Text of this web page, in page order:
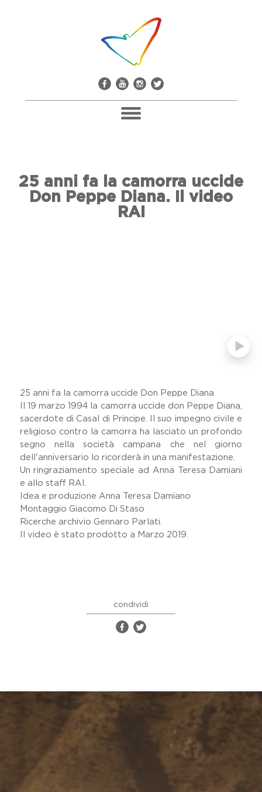
Pacco Alla Camorra
Don Giuseppe Diana
Il Comitato Don Peppe Diana
Diana
19 Marzo
Lavora Con Noi
Gallery
25 anni fa la camorra uccide
Don Peppe Diana. Il video
RAI
25 anni fa la camorra uccide Don Peppe Diana
Il 19 marzo 1994 la camorra uccide don Peppe Diana,
sacerdote di Casal di Principe. Il suo impegno civile e
religioso contro la camorra ha lasciato un profondo
segno nella società campana che nel giorno
dell'anniversario lo ricorderà in una manifestazione.
Un ringraziamento speciale ad Anna Teresa Damiani
e allo staff RAI.
Idea e produzione Anna Teresa Damiano
Montaggio Giacomo Di Staso
Ricerche archivio Gennaro Parlati.
Il video è stato prodotto a Marzo 2019.
condividi